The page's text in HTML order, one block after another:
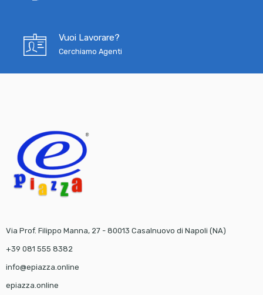
Vuoi Lavorare?
Cerchiamo Agenti
Via Prof. Filippo Manna, 27 - 80013 Casalnuovo di Napoli (NA)
+39 081 555 8382
info@epiazza.online
epiazza.online